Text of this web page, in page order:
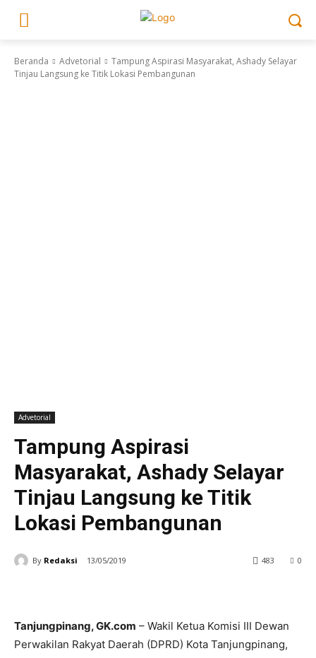
Beranda Advetorial
Tampung Aspirasi Masyarakat, Ashady Selayar
Tinjau Langsung ke Titik Lokasi Pembangunan
Advetorial
Tampung Aspirasi
Masyarakat, Ashady Selayar
Tinjau Langsung ke Titik
Lokasi Pembangunan
By Redaksi 13/05/2019 0
483
Tanjungpinang, GK.com – Wakil Ketua Komisi III Dewan
Perwakilan Rakyat Daerah (DPRD) Kota Tanjungpinang,